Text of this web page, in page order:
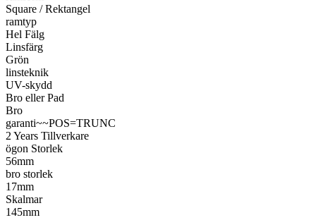
Square / Rektangel
ramtyp
Hel Fälg
Linsfärg
Grön
linsteknik
UV-skydd
Bro eller Pad
Bro
garanti~~POS=TRUNC
2 Years Tillverkare
ögon Storlek
56mm
bro storlek
17mm
Skalmar
145mm